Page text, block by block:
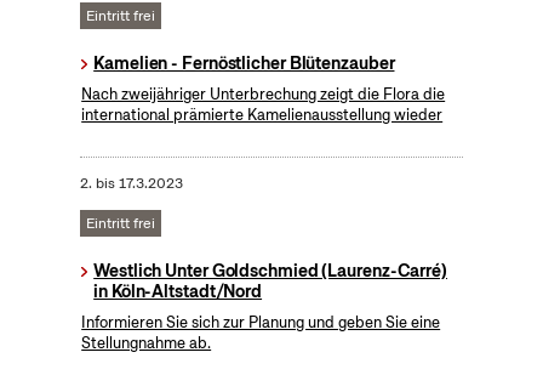
Eintritt frei
Kamelien - Fernöstlicher Blütenzauber
Nach zweijähriger Unterbrechung zeigt die Flora die
international prämierte Kamelienausstellung wieder
2. bis17.3.2023
Eintritt frei
Westlich Unter Goldschmied (Laurenz-Carré)
in Köln-Altstadt/Nord
Informieren Sie sich zur Planung und geben Sie eine
Stellungnahme ab.